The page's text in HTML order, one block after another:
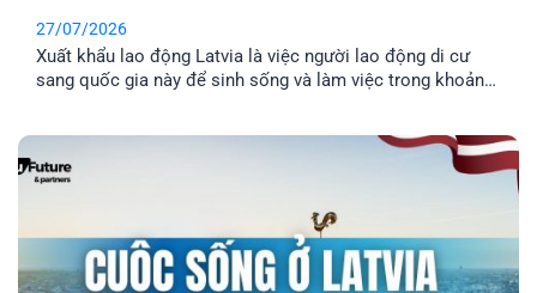
27/07/2026
Xuất khẩu lao động Latvia là việc người lao động di cư
sang quốc gia này để sinh sống và làm việc trong khoản
nhu cầu định cư. Vậy đâu mới là phương án định cư cho
cả gia đình tốt nhất? Cùng EFP tìm hiểu qua bài viết dưới